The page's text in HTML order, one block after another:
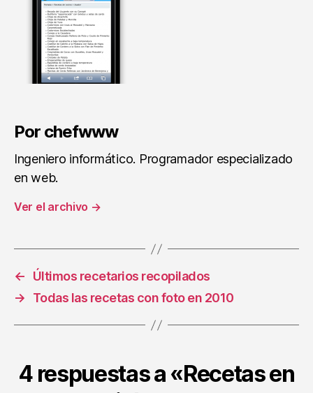
Por chefwww
Ingeniero informático. Programador especializado
en web.
Ver el archivo →
←
Últimos recetarios recopilados
→
Todas las recetas con foto en 2010
4 respuestas a «Recetas en